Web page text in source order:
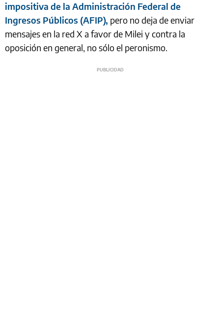
impositiva de la Administración Federal de
Ingresos Públicos (AFIP), pero no deja de enviar
mensajes en la red X a favor de Milei y contra la
oposición en general, no sólo el peronismo.